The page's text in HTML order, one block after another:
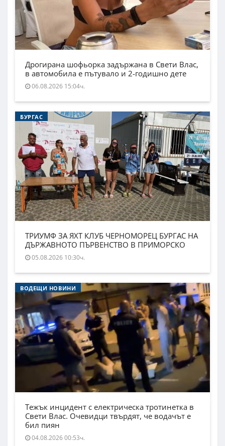
Дрогирана шофьорка задържана в Свети Влас,
в автомобила е пътувало и 2-годишно дете
06.08.2026 15:04ч.
БУРГАС
ТРИУМФ ЗА ЯХТ КЛУБ ЧЕРНОМОРЕЦ БУРГАС НА
ДЪРЖАВНОТО ПЪРВЕНСТВО В ПРИМОРСКО
05.08.2026 10:30ч.
ВОДЕЩИ НОВИНИ
Тежък инцидент с електрическа тротинетка в
Свети Влас. Очевидци твърдят, че водачът е
бил пиян
04.08.2026 00:53ч.